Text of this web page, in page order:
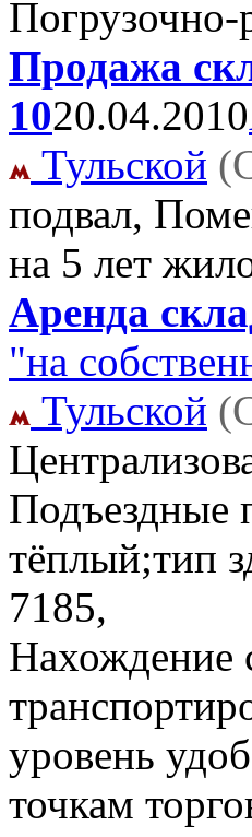
Погрузочно-
Продажа
1020.04.2010
Тульской
подвал,
на 5 лет
Аренда
"на
Тульской
Подъездные
тёплый;тип
7185,
Нахождение
уровень
точкам